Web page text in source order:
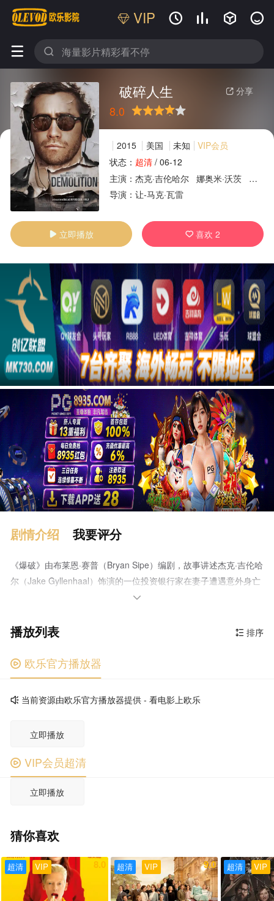
VIP    
 
 分享
破碎人生
8.0
很差较差还行推荐力荐
2015 美国 未知
VIP会员
状态： 超清/ 06-12
主演： 杰克·吉伦哈尔 娜奥米·沃茨
克里
导演： 让-马克·瓦雷
 立即播放  喜欢2
广告
剧情介绍 我要评分
《爆破》由布莱恩·赛普（Bryan Sipe）编剧，故事讲述杰克·吉伦哈
尔（Jake Gyllenhaal）饰演的一位投资银行家在妻子遭遇意外身亡
后，生活变得支离破碎，直到遇到了娜奥米·沃茨（Naomi Watts）
这位单亲妈妈是一个既和老板约会、又吸大麻的客户服务代表，她
主角的钱被自动贩卖机吞了，她去处理投诉时了解到了男主角的不
幸遭遇，继而与他有了进一步的接触。

 排序
播放列表
 欧乐官方播放器
当前资源由欧乐官方播放器提供 - 看电影上欧乐
立即播放
 VIP会员超清
立即播放
猜你喜欢
VIP
超清 8.0 VIP
超清 9.0 VIP
超清